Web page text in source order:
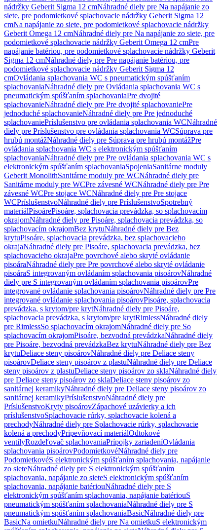
nádržky Geberit Sigma 12 cmNáhradné diely pre Na napájanie zo
siete, pre podomietkové splachovacie nádržky Geberit Sigma 12
cmNa napájanie zo siete, pre podomietkové splachovacie nádržky
Geberit Omega 12 cmNáhradné diely pre Na napájanie zo siete, pre
podomietkové splachovacie nádržky Geberit Omega 12 cmPre
napájanie batériou, pre podomietkové splachovacie nádržky Geberit
Sigma 12 cmNáhradné diely pre Pre napájanie batériou, pre
podomietkové splachovacie nádržky Geberit Sigma 12
cmOvládania splachovania WC s pneumatickým spúšťaním
splachovaniaNáhradné diely pre Ovládania splachovania WC s
pneumatickým spúšťaním splachovaniaPre dvojité
splachovanieNáhradné diely pre Pre dvojité splachovaniePre
jednoduché splachovanieNáhradné diely pre Pre jednoduché
splachovaniePríslušenstvo pre ovládania splachovania WCNáhradné
diely pre Príslušenstvo pre ovládania splachovania WCSúprava pre
hrubú montážNáhradné diely pre Súprava pre hrubú montážPre
ovládania splachovania WC s elektronickým spúšťaním
splachovaniaNáhradné diely pre Pre ovládania splachovania WC s
elektronickým spúšťaním splachovaniaSpojeniaSanitárne moduly
Geberit MonolithSanitárne moduly pre WCNáhradné diely pre
Sanitárne moduly pre WCPre závesné WCNáhradné diely pre Pre
závesné WCPre stojace WCNáhradné diely pre Pre stojace
WCPríslušenstvoNáhradné diely pre PríslušenstvoSpotrebný
materiálPisoárePisoáre, splachovacia prevádzka, so splachovacím
okrajomNáhradné diely pre Pisoáre, splachovacia prevádzka, so
splachovacím okrajomBez krytuNáhradné diely pre Bez
krytuPisoáre, splachovacia prevádzka, bez splachovacieho
okrajaNáhradné diely pre Pisoáre, splachovacia prevádzka, bez
splachovacieho okrajaPre povrchové alebo skryté ovládanie
pisoáraNáhradné diely pre Pre povrchové alebo skryté ovládanie
pisoáraS integrovaným ovládaním splachovania pisoárovNáhradné
diely pre S integrovaným ovládaním splachovania pisoárovPre
integrované ovládanie splachovania pisoárovNáhradné diely pre Pre
integrované ovládanie splachovania pisoárovPisoáre, splachovacia
prevádzka, s krytom/pre krytNáhradné diely pre Pisoáre,
splachovacia prevádzka, s krytom/pre krytRimlessNáhradné diely
pre RimlessSo splachovacím okrajomNáhradné diely pre So
splachovacím okrajomPisoáre, bezvodná prevádzkaNáhradné diely
pre Pisoáre, bezvodná prevádzkaBez krytuNáhradné diely pre Bez
krytuDeliace steny pisoárovNáhradné diely pre Deliace steny
pisoárovDeliace steny pisoárov z plastuNáhradné diely pre Deliace
steny pisoárov z plastuDeliace steny pisoárov zo sklaNáhradné diely
pre Deliace steny pisoárov zo sklaDeliace steny pisoárov zo
sanitárnej keramikyNáhradné diely pre Deliace steny pisoárov zo
sanitárnej keramikyPríslušenstvoNáhradné diely pre
PríslušenstvoKryty pisoárovZápachové uzávierky a ich
príslušenstvoSplachovacie rúrky, splachovacie kolená a
prechodyNáhradné diely pre Splachovacie rúrky, splachovacie
kolená a prechodyPripevňovací materiálOdtokové
ventilyRozdeľovač splachovaniaPrípojky zariadeníOvládania
splachovania pisoárovPodomietkovéNáhradné diely pre
PodomietkovéS elektronickým spúšťaním splachovania, napájanie
zo sieteNáhradné diely pre S elektronickým spúšťaním
splachovania, napájanie zo sieteS elektronickým spúšťaním
splachovania, napájanie batériouNáhradné diely pre S
elektronickým spúšťaním splachovania, napájanie batériouS
pneumatickým spúšťaním splachovaniaNáhradné diely pre S
pneumatickým spúšťaním splachovaniaBasicNáhradné diely pre
BasicNa omietkuNáhradné diely pre Na omietkuS elektronickým